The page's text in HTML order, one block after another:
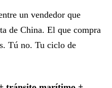
un vendedor que
de China. El que compra
Tú no. Tu ciclo de